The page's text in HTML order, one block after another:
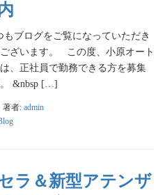
ブログをご覧になっていただき
ざいます。 この度、小原オート
、正社員で勤務できる方を募集
&nbsp […]
著者: admin
ラ＆新型アテンザ